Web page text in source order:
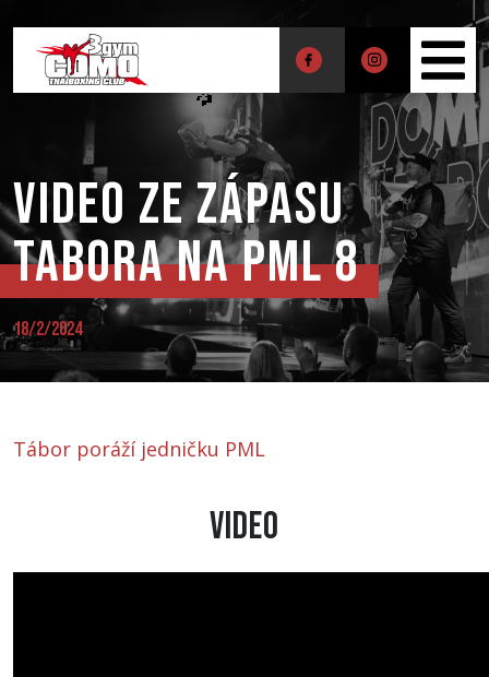
Video ze zápasu
Tabora na PML 8
18/2/2024
Tábor poráží jedničku PML
Video